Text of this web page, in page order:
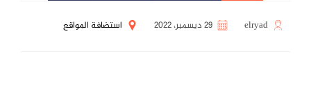
elryad 29 ديسمبر، 2022 استضافة المواقع